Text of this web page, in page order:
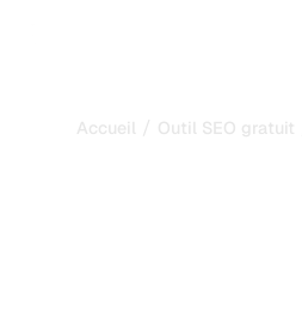
Accueil / Outil SEO gratuit